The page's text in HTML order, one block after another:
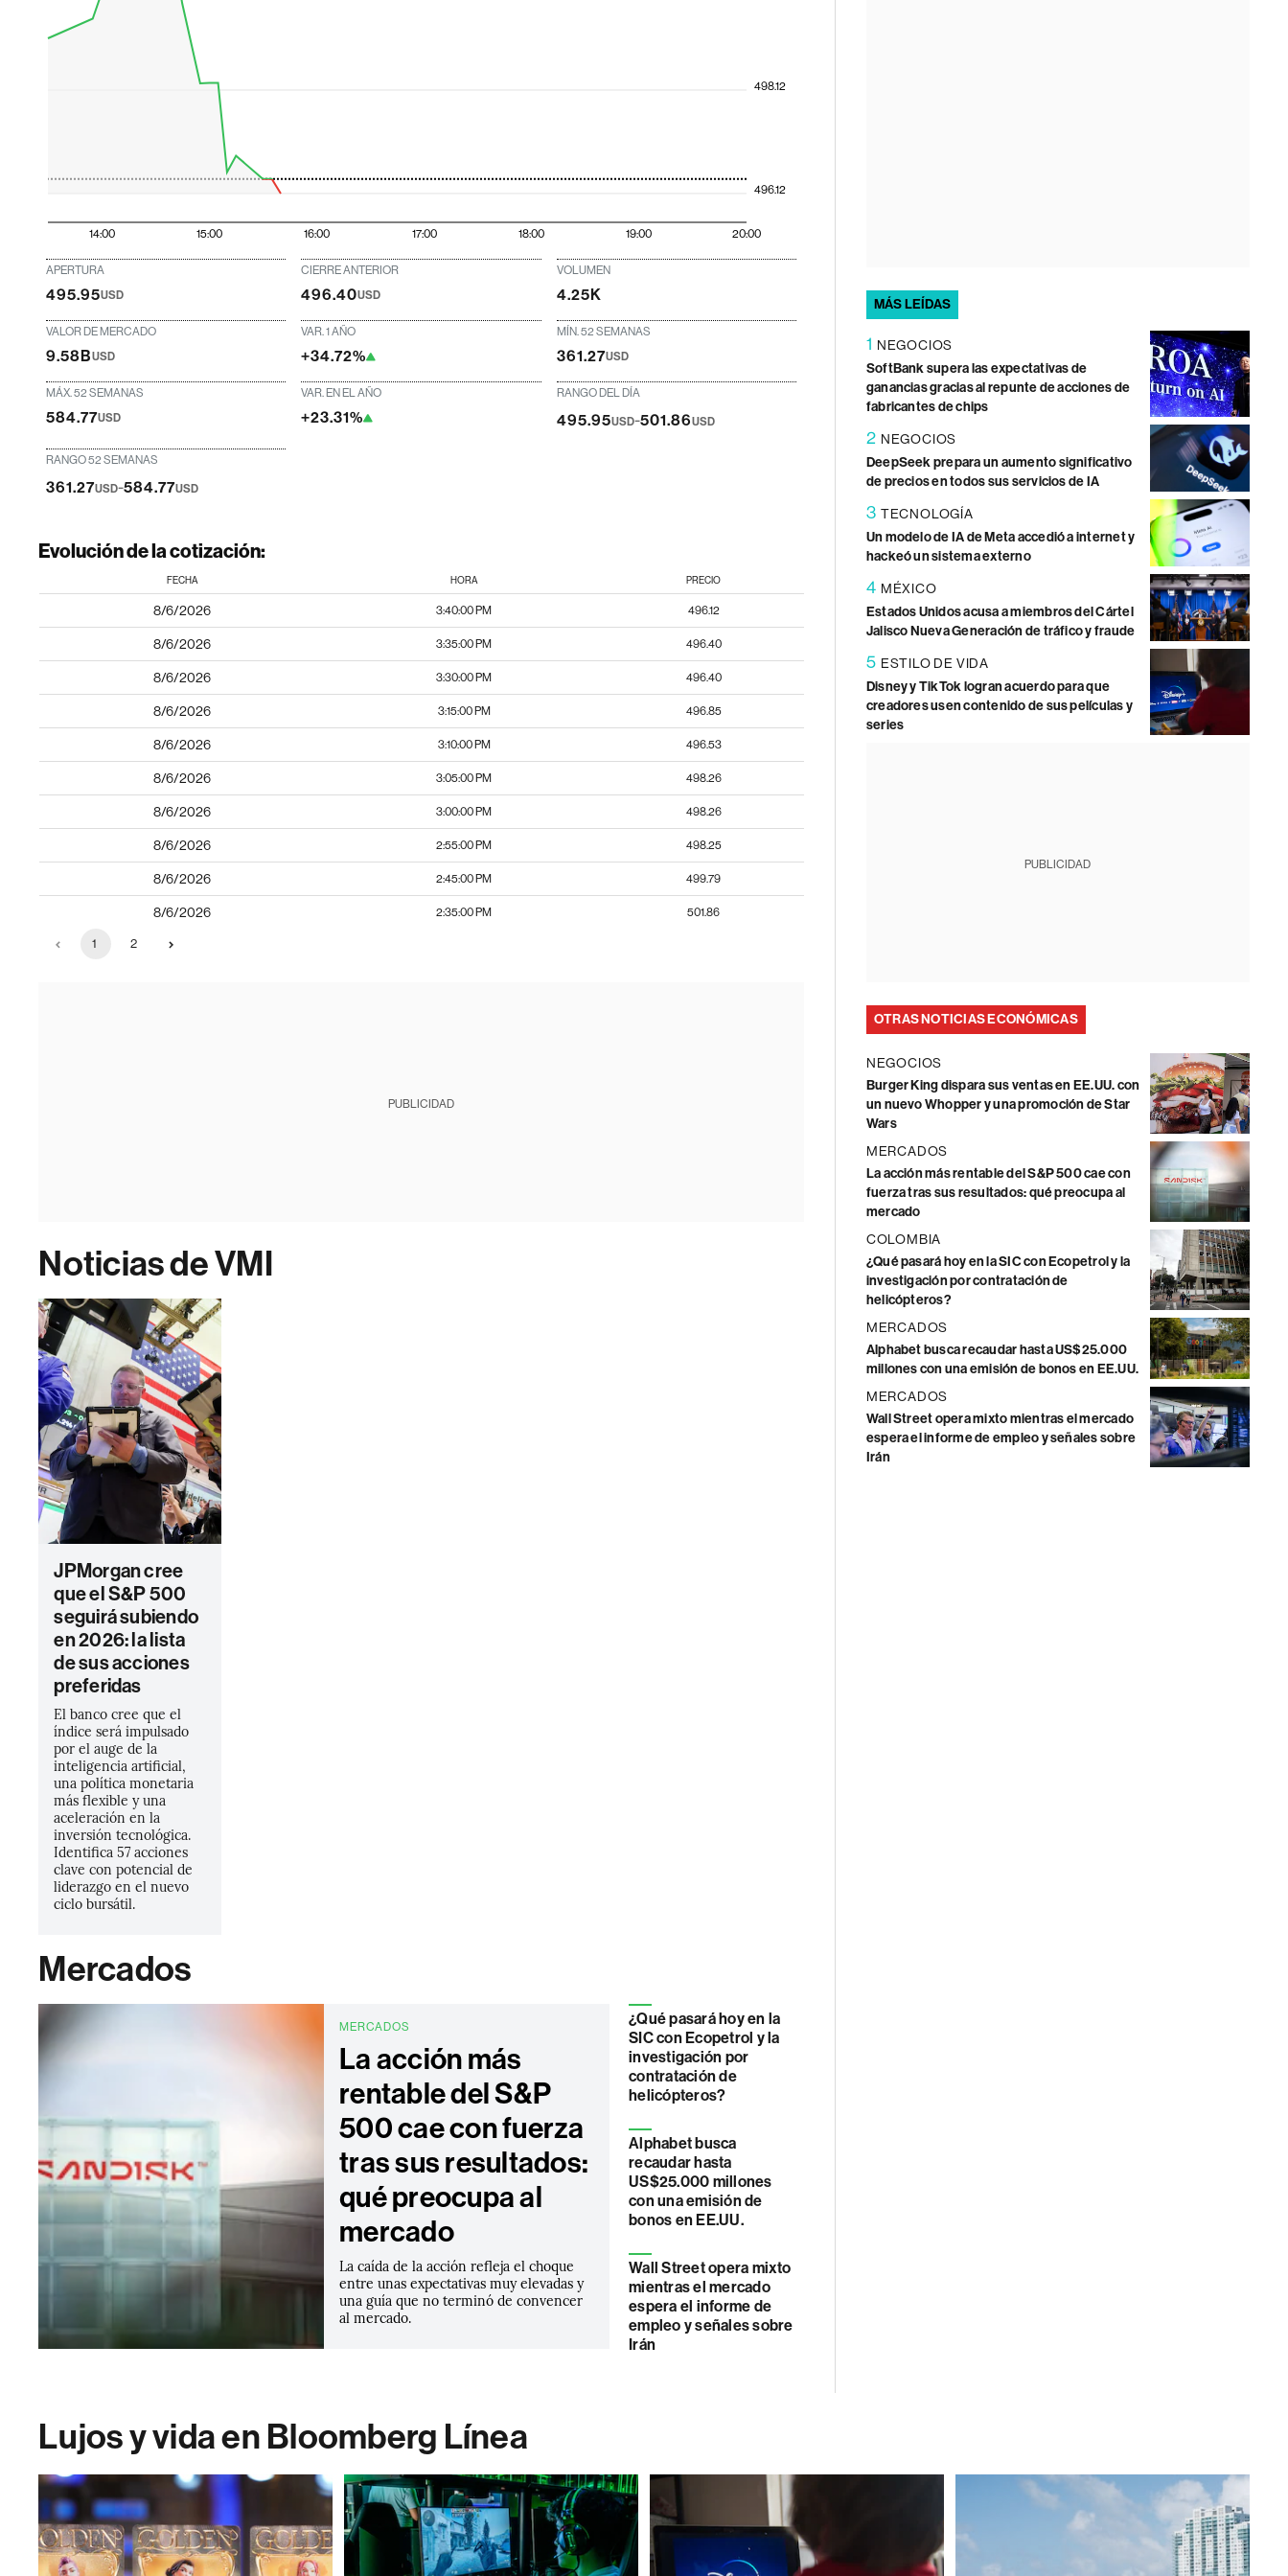
14:00 15:00 16:00 17:00 18:00 19:00 20:00
496.12
498.12
APERTURA
495.95USD
CIERRE ANTERIOR
496.40USD
VOLUMEN
4.25K
VALOR DE MERCADO
9.58BUSD
VAR. 1 AÑO
+34.72%
MÍN. 52 SEMANAS
361.27USD
MÁX. 52 SEMANAS
584.77USD
VAR. EN EL AÑO
+23.31%
RANGO DEL DÍA
495.95USD-501.86USD
RANGO 52 SEMANAS
361.27USD-584.77USD
Evolución de la cotización:
FECHA HORA PRECIO
8/6/2026 3:40:00 PM 496.12
8/6/2026 3:35:00 PM 496.40
8/6/2026 3:30:00 PM 496.40
8/6/2026 3:15:00 PM 496.85
8/6/2026 3:10:00 PM 496.53
8/6/2026 3:05:00 PM 498.26
8/6/2026 3:00:00 PM 498.26
8/6/2026 2:55:00 PM 498.25
8/6/2026 2:45:00 PM 499.79
8/6/2026 2:35:00 PM 501.86
1 2
PUBLICIDAD
Noticias de VMI
JPMorgan cree
que el S&P 500
seguirá subiendo
en 2026: la lista
de sus acciones
preferidas
El banco cree que el
índice será impulsado
por el auge de la
inteligencia artificial,
una política monetaria
más flexible y una
aceleración en la
inversión tecnológica.
Identifica 57 acciones
clave con potencial de
liderazgo en el nuevo
ciclo bursátil.
Mercados
MERCADOS
La acción más
rentable del S&P
500 cae con fuerza
tras sus resultados:
qué preocupa al
mercado
La caída de la acción refleja el choque
entre unas expectativas muy elevadas y
una guía que no terminó de convencer
al mercado.
¿Qué pasará hoy en la
SIC con Ecopetrol y la
investigación por
contratación de
helicópteros?
Alphabet busca
recaudar hasta
US$25.000 millones
con una emisión de
bonos en EE.UU.
Wall Street opera mixto
mientras el mercado
espera el informe de
empleo y señales sobre
Irán
MÁS LEÍDAS
1 NEGOCIOS
SoftBank supera las expectativas de
ganancias gracias al repunte de acciones de
fabricantes de chips
2 NEGOCIOS
DeepSeek prepara un aumento significativo
de precios en todos sus servicios de IA
3 TECNOLOGÍA
Un modelo de IA de Meta accedió a internet y
hackeó un sistema externo
4 MÉXICO
Estados Unidos acusa a miembros del Cártel
Jalisco Nueva Generación de tráfico y fraude
5 ESTILO DE VIDA
Disney y TikTok logran acuerdo para que
creadores usen contenido de sus películas y
series
PUBLICIDAD
OTRAS NOTICIAS ECONÓMICAS
NEGOCIOS
Burger King dispara sus ventas en EE.UU. con
un nuevo Whopper y una promoción de Star
Wars
MERCADOS
La acción más rentable del S&P 500 cae con
fuerza tras sus resultados: qué preocupa al
mercado
COLOMBIA
¿Qué pasará hoy en la SIC con Ecopetrol y la
investigación por contratación de
helicópteros?
MERCADOS
Alphabet busca recaudar hasta US$25.000
millones con una emisión de bonos en EE.UU.
MERCADOS
Wall Street opera mixto mientras el mercado
espera el informe de empleo y señales sobre
Irán
Lujos y vida en Bloomberg Línea